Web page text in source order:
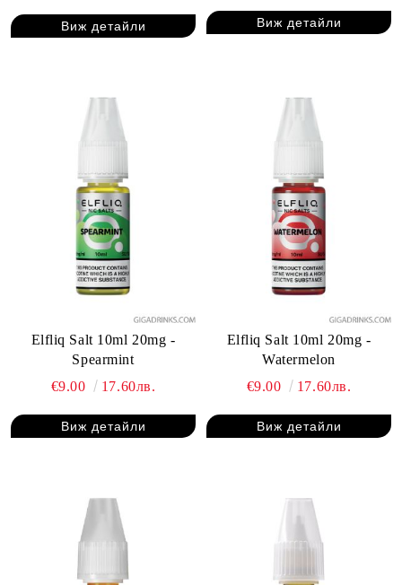
Виж детайли Виж детайли
Elfliq Salt 10ml 20mg -
Spearmint
€9.00
17.60лв.
Виж детайли
Elfliq Salt 10ml 20mg -
Watermelon
€9.00
17.60лв.
Виж детайли